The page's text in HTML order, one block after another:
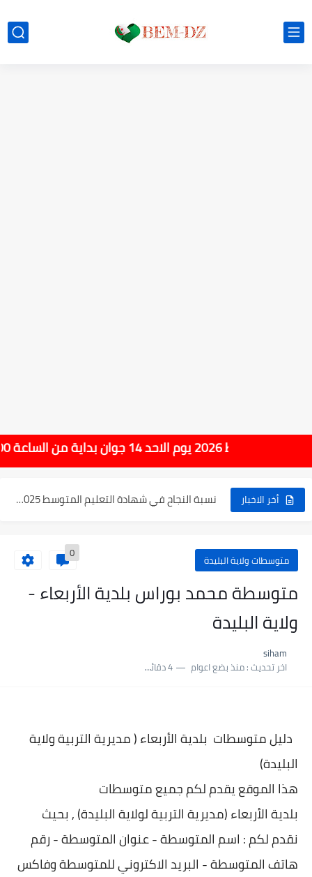
أخر الاخبار
رابط كشف نقاط البيام 2025 | releve bem bem.onec.dz
تسجيلات أشبال الأمة 2025 | شروط ومراحل التسجيل عبر...
نسبة النجاح في شهادة التعليم المتوسط 2025 | إحصائيات رسمية...
بلاغ وزارة التربية : نتائج شهادة التعليم المتوسط السب الساعة...
متوسطات ولاية البليدة 0
متوسطة محمد بوراس بلدية الأربعاء -
ولاية البليدة
siham
اخر تحديث :منذ بضع اعوام 4 دقائق للقراءة
دليل متوسطات بلديةالأربعاء ( مديرية التربية ولاية
البليدة)
هذا الموقع يقدم لكم جميع متوسطات
بلديةالأربعاء (مديرية التربية لولاية البليدة) , بحيث
نقدم لكم : اسم المتوسطة - عنوان المتوسطة - رقم
هاتف المتوسطة - البريد الاكتروني للمتوسطة وفاكس